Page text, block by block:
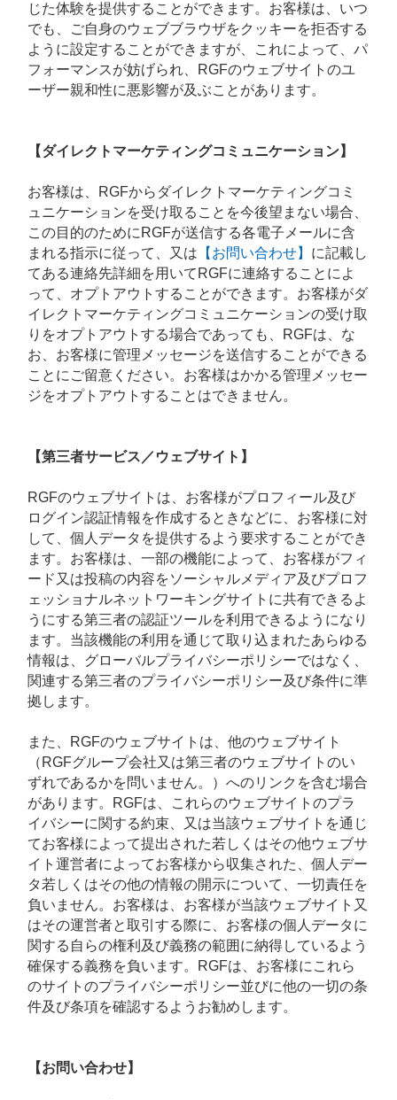
じた体験を提供することができます。お客様は、いつ
でも、ご自身のウェブブラウザをクッキーを拒否する
ように設定することができますが、これによって、パ
フォーマンスが妨げられ、RGFのウェブサイトのユ
ーザー親和性に悪影響が及ぶことがあります。
【ダイレクトマーケティングコミュニケーション】
お客様は、RGFからダイレクトマーケティングコミ
ュニケーションを受け取ることを今後望まない場合、
この目的のためにRGFが送信する各電子メールに含
まれる指示に従って、又は 【お問い合わせ】 に記載し
てある連絡先詳細を用いてRGFに連絡することによ
って、オプトアウトすることができます。お客様がダ
イレクトマーケティングコミュニケーションの受け取
りをオプトアウトする場合であっても、RGFは、な
お、お客様に管理メッセージを送信することができる
ことにご留意ください。お客様はかかる管理メッセー
ジをオプトアウトすることはできません。
【第三者サービス／ウェブサイト】
RGFのウェブサイトは、お客様がプロフィール及び
ログイン認証情報を作成するときなどに、お客様に対
して、個人データを提供するよう要求することができ
ます。お客様は、一部の機能によって、お客様がフィ
ード又は投稿の内容をソーシャルメディア及びプロフ
ェッショナルネットワーキングサイトに共有できるよ
うにする第三者の認証ツールを利用できるようになり
ます。当該機能の利用を通じて取り込まれたあらゆる
情報は、グローバルプライバシーポリシーではなく、
関連する第三者のプライバシーポリシー及び条件に準
拠します。
また、RGFのウェブサイトは、他のウェブサイト
（RGFグループ会社又は第三者のウェブサイトのい
ずれであるかを問いません。）へのリンクを含む場合
があります。RGFは、これらのウェブサイトのプラ
イバシーに関する約束、又は当該ウェブサイトを通じ
てお客様によって提出された若しくはその他ウェブサ
イト運営者によってお客様から収集された、個人デー
タ若しくはその他の情報の開示について、一切責任を
負いません。お客様は、お客様が当該ウェブサイト又
はその運営者と取引する際に、お客様の個人データに
関する自らの権利及び義務の範囲に納得しているよう
確保する義務を負います。RGFは、お客様にこれら
のサイトのプライバシーポリシー並びに他の一切の条
件及び条項を確認するようお勧めします。
【お問い合わせ】